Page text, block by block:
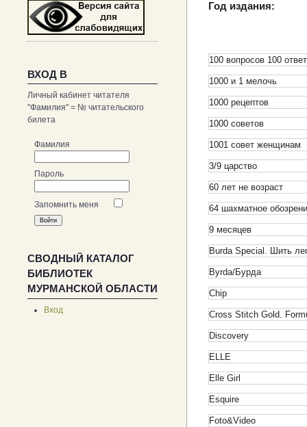
ВХОД В
Личный кабинет читателя
"Фамилия" = № читательского
билета
Фамилия
Пароль
Запомнить меня
СВОДНЫЙ КАТАЛОГ
БИБЛИОТЕК
МУРМАНСКОЙ ОБЛАСТИ
Вход
Год издания:
100 вопросов 100
1000 и 1 мелочь
1000 рецептов
1000 советов
1001 совет женщинам
3/9 царство
60 лет не возраст
64 шахматное
9 месяцев
Burda Special. Шить
Byrda/Бурда
Chip
Cross Stitch Gold.
Discovery
ELLE
Elle Girl
Esquire
Foto&Video